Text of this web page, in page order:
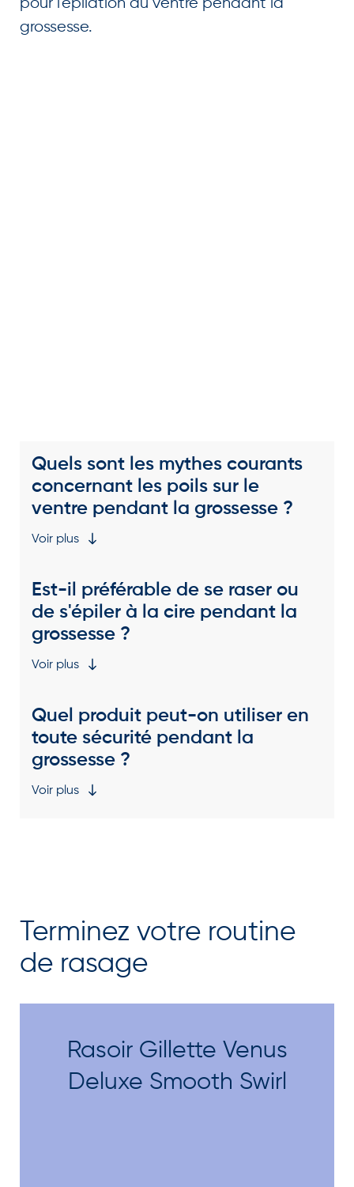
pour l'épilation du ventre pendant la
grossesse.
Quels sont les mythes courants
concernant les poils sur le
ventre pendant la grossesse ?
Voir plus
Est-il préférable de se raser ou
de s'épiler à la cire pendant la
grossesse ?
Voir plus
Quel produit peut-on utiliser en
toute sécurité pendant la
grossesse ?
Voir plus
Terminez votre routine
de rasage
Rasoir Gillette Venus
Deluxe Smooth Swirl